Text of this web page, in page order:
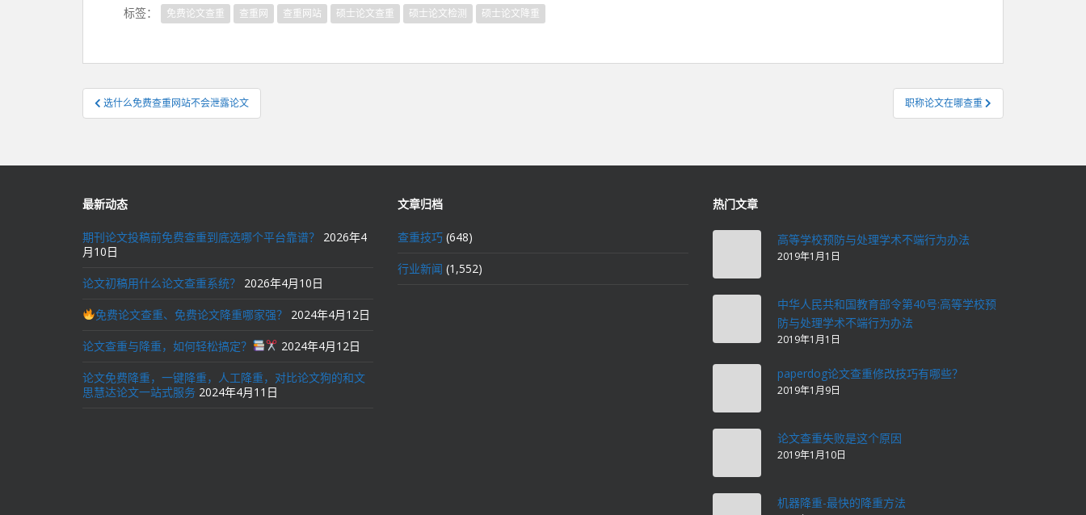
标签： 免费论文查重 查重网 查重网站 硕士论文查重 硕士论文检测 硕士论文降重
文
章
航
选什么免费查重网站不会泄露论文 职称论文在哪查重
最新动态
期刊论文投稿前免费查重到底选哪个平台靠谱？
2026年4
月10日
论文初稿用什么论文查重系统？ 2026年4月10日
免费论文查重、免费论文降重哪家强？ 2024年4月12日
论文查重与降重，如何轻松搞定？ 2024年4月12日
论文免费降重，一键降重，人工降重，对比论文狗的和文
思慧达论文一站式服务 2024年4月11日
文章归档
查重技巧 (648)
行业新闻 (1,552)
热门文章
高等学校预防与处理学术不端行为办法
2019年1月1日
中华人民共和国教育部令第40号:高等学校预
防与处理学术不端行为办法
2019年1月1日
paperdog论文查重修改技巧有哪些？
2019年1月9日
论文查重失败是这个原因
2019年1月10日
机器降重-最快的降重方法